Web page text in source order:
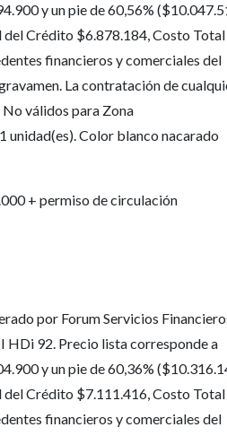
y un pie de 60,56%
Crédito $6.878.184, Costo
financieros y comerciales del
La contratación de
válidos para Zona
unidad(es). Color blanco nacarado
+ permiso de circulación
por Forum Servicios
HDi 92. Precio lista corresponde a
y un pie de 60,36%
Crédito $7.111.416, Costo
financieros y comerciales del